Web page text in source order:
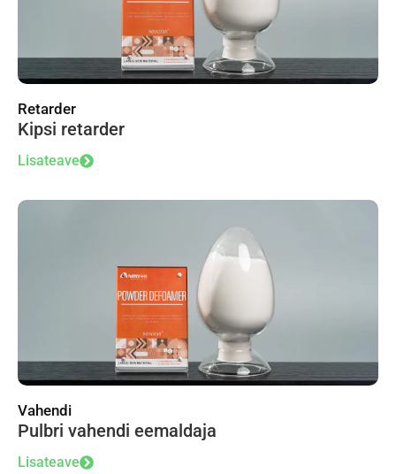
Retarder
Kipsi retarder
Lisateave
Vahendi
Pulbri vahendi eemaldaja
Lisateave